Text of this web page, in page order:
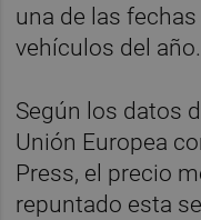
una de las
vehículos del año.
Según los datos
Unión Europea
Press, el precio
repuntado esta